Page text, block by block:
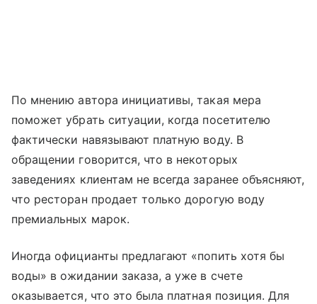
По мнению автора инициативы, такая мера
поможет убрать ситуации, когда посетителю
фактически навязывают платную воду. В
обращении говорится, что в некоторых
заведениях клиентам не всегда заранее объясняют,
что ресторан продает только дорогую воду
премиальных марок.
Иногда официанты предлагают «попить хотя бы
воды» в ожидании заказа, а уже в счете
оказывается, что это была платная позиция. Для